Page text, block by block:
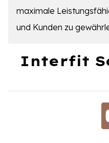
maximale
und Kunden zu
Interfit